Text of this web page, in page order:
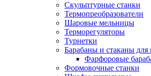
Скульптурные станки
Термопреобразователи
Шаровые мельницы
Терморегуляторы
Турнетки
Барабаны и стаканы для
Фарфоровые
Формовочные станки